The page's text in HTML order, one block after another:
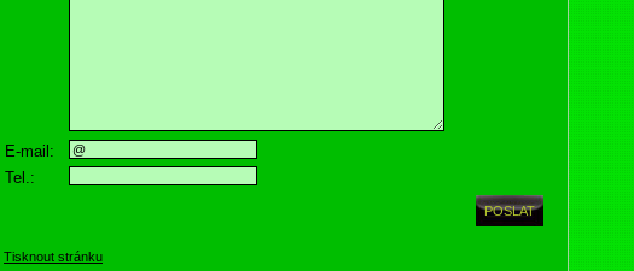
E-mail:
Tel.:
Tisknout stránku